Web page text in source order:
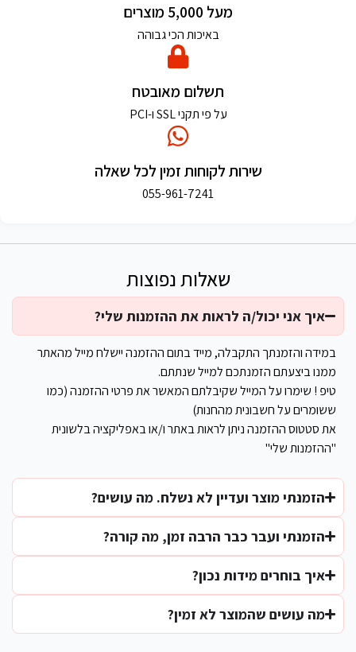
איך אני יכול/ה לראות את ההזמנות שלי?
במידה והזמנתך התקבלה, מייד בתום ההזמנה יישלח מייל מהאתר
ממנו ביצעתם הזמנתכם למייל שנתתם.
טיפ ! שימרו על המייל שקיבלתם המאשר את פרטי ההזמנה (כמו
ששומרים על חשבונית מהחנות)
את סטטוס ההזמנה ניתן לראות באתר ו/או באפליקציה בלשונית
"ההזמנות שלי"
הזמנתי מוצר ועדיין לא נשלח. מה עושים?
הזמנתי ועבר כבר הרבה זמן, מה קורה?
איך בוחרים מידות נכון?
מה עושים שהמוצר לא זמין?
שאלות נפוצות
מעל 5,000 מוצרים
באיכות הכי גבוהה
תשלום מאובטח
על פי תקני SSL ו-PCI
שירות לקוחות זמין לכל שאלה
055-961-7241